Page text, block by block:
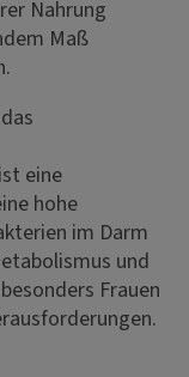
Nahrung
Maß
eine
hohe
im Darm
und
Frauen